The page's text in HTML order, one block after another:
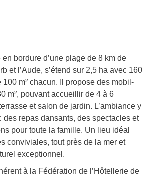
en bordure d’une plage de 8 km de
et l’Aude, s’étend sur 2,5 ha avec 160
m² chacun. Il propose des mobil-
m², pouvant accueillir de 4 à 6
et salon de jardin. L’ambiance y
des repas dansants, des spectacles et
pour toute la famille. Un lieu idéal
conviviales, tout près de la mer et
exceptionnel.
à la Fédération de l’Hôtellerie de